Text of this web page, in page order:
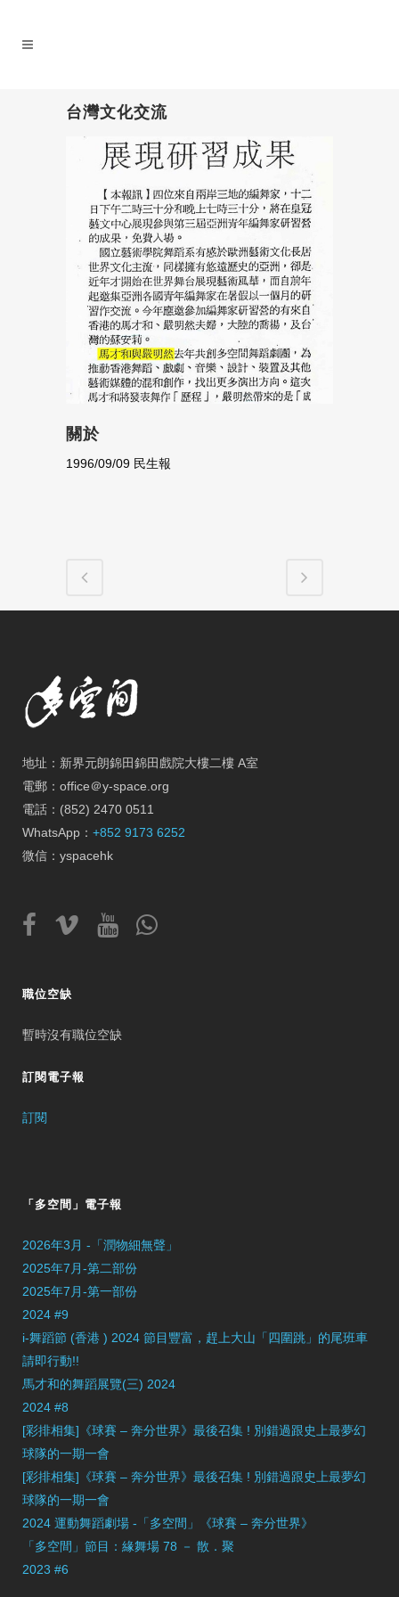
台灣文化交流
關於
1996/09/09 民生報
地址：新界元朗錦田錦田戲院大樓二樓 A室
電郵：office＠y-space.org
電話：(852) 2470 0511
WhatsApp： +852 9173 6252
微信：yspacehk
職位空缺
暫時沒有職位空缺
訂閱電子報
訂閱
「多空間」電子報
2026年3月 -「潤物細無聲」
2025年7月-第二部份
2025年7月-第一部份
2024 #9
i-舞蹈節 (香港 ) 2024 節目豐富，趕上大山「四圍跳」的尾班車
請即行動!!
馬才和的舞蹈展覽(三) 2024
2024 #8
[彩排相集]《球賽 – 奔分世界》最後召集 ! 別錯過跟史上最夢幻
球隊的一期一會
[彩排相集]《球賽 – 奔分世界》最後召集 ! 別錯過跟史上最夢幻
球隊的一期一會
2024 運動舞蹈劇場 -「多空間」《球賽 – 奔分世界》
「多空間」節目：緣舞場 78 － 散．聚
2023 #6